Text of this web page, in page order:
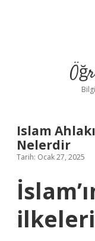
Islam
Nelerdir
Tarih: Ocak 27, 2025